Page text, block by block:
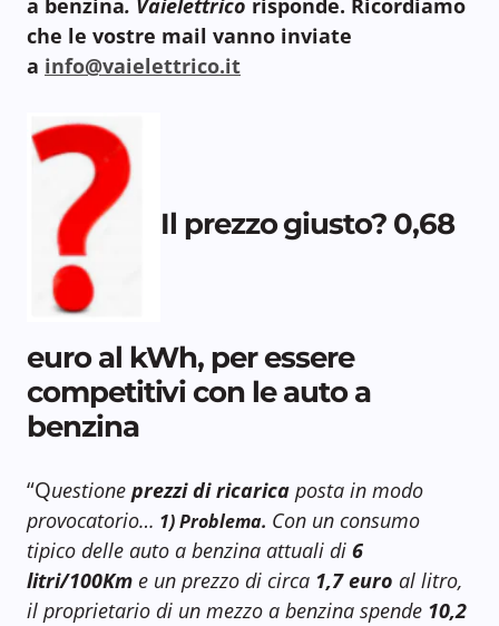
a benzina. Vaielettrico risponde. Ricordiamo
che le vostre mail vanno inviate
a info@vaielettrico.it
Il prezzo giusto? 0,68
euro al kWh, per essere
competitivi con le auto a
benzina
“Questione prezzi di ricarica posta in modo
provocatorio… 1) Problema. Con un consumo
tipico delle auto a benzina attuali di 6
litri/100Km e un prezzo di circa 1,7 euro al litro,
il proprietario di un mezzo a benzina spende 10,2